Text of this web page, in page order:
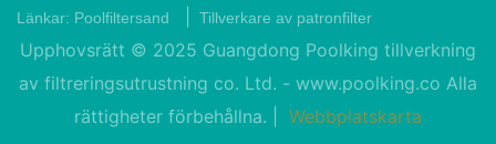
Länkar: Poolfiltersand Tillverkare av patronfilter
Upphovsrätt © 2025 Guangdong Poolking tillverkning
av filtreringsutrustning co. Ltd. - www.poolking.co Alla
rättigheter förbehållna. |
Webbplatskarta